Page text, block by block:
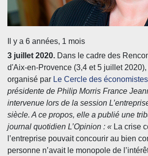
Il y a 6 années, 1 mois
3 juillet 2020. Dans le cadre des
d'Aix-en-Provence (3,4 et 5 juillet
organisé par Le Cercle des économistes
présidente de Philip Morris France
intervenue lors de la session
siècle. A ce propos, elle a publié une
journal quotidien L’Opinion : « La crise
l’entreprise pouvait concourir au bien
personne n’avait le monopole de